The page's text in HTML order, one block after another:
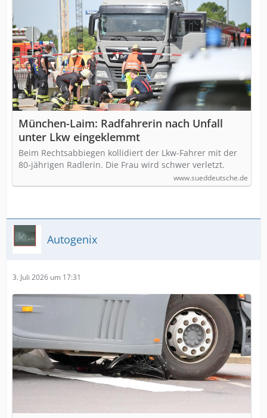
München-Laim: Radfahrerin nach Unfall
unter Lkw eingeklemmt
Beim Rechtsabbiegen kollidiert der Lkw-Fahrer mit der
80-jährigen Radlerin. Die Frau wird schwer verletzt.
www.sueddeutsche.de
Autogenix
3. Juli 2026 um 17:31